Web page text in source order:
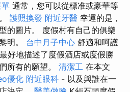
通常，您可以從標准或豪華等
護照換發 附近牙醫 幸運的是，
的圖片。 度假村有自己的俱樂
明。 台中月子中心 舒適和呵護
好地描述了度假酒店或度假勝
所有的願望。 清潔工 在本文
優化 附近眼科 - 以及與誰在一